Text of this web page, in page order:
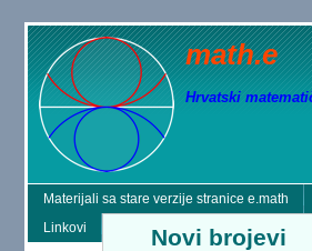
math.e
Hrvatski
Materijali sa stare verzije stranice e.math
Linkovi
Novi brojevi